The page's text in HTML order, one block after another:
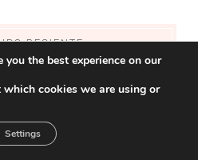
RECIENTE
al Instante: Ideas Modernas
en 2026
(guía práctica para verte
the best experience on our
cookies we are using or
Settings